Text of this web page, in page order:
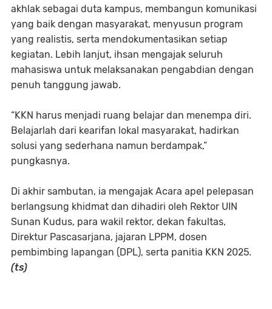
akhlak sebagai duta kampus, membangun komunikasi
yang baik dengan masyarakat, menyusun program
yang realistis, serta mendokumentasikan setiap
kegiatan. Lebih lanjut, ihsan mengajak seluruh
mahasiswa untuk melaksanakan pengabdian dengan
penuh tanggung jawab.
“KKN harus menjadi ruang belajar dan menempa diri.
Belajarlah dari kearifan lokal masyarakat, hadirkan
solusi yang sederhana namun berdampak,”
pungkasnya.
Di akhir sambutan, ia mengajak Acara apel pelepasan
berlangsung khidmat dan dihadiri oleh Rektor UIN
Sunan Kudus, para wakil rektor, dekan fakultas,
Direktur Pascasarjana, jajaran LPPM, dosen
pembimbing lapangan (DPL), serta panitia KKN 2025.
(ts)